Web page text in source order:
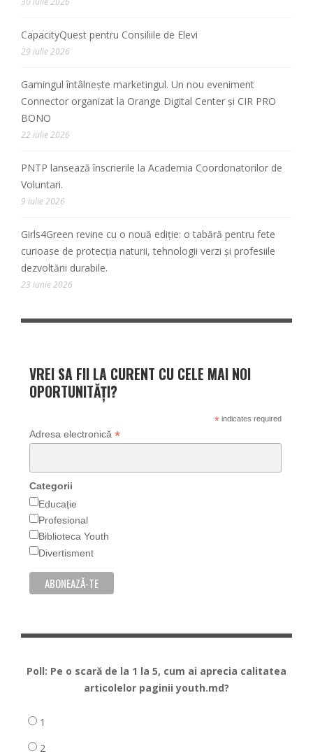
CapacityQuest pentru Consiliile de Elevi
29 iulie 2026
Gamingul întâlnește marketingul. Un nou eveniment
Connector organizat la Orange Digital Center și CIR PRO
BONO
22 iulie 2026
PNTP lansează înscrierile la Academia Coordonatorilor de
Voluntari.
9 iulie 2026
Girls4Green revine cu o nouă ediție: o tabără pentru fete
curioase de protecția naturii, tehnologii verzi și profesiile
dezvoltării durabile.
23 iunie 2026
VREI SA FII LA CURENT CU CELE MAI NOI
OPORTUNITĂȚI?
*indicates required
Adresa electronică *
Categorii
Educație
Profesional
Biblioteca Youth
Divertisment
Poll: Pe o scară de la 1 la 5, cum ai aprecia calitatea
articolelor paginii youth.md?
1
2